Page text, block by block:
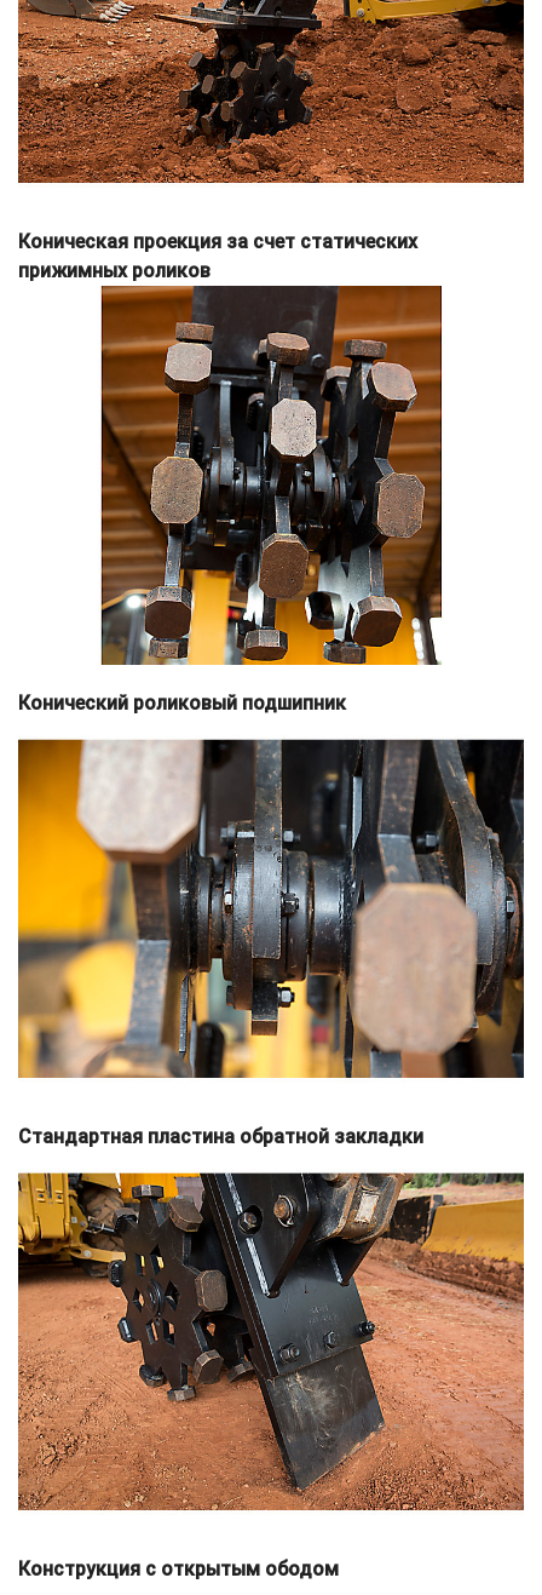
Коническая проекция за счет статических
прижимных роликов
Конический роликовый подшипник
Стандартная пластина обратной закладки
Конструкция с открытым ободом